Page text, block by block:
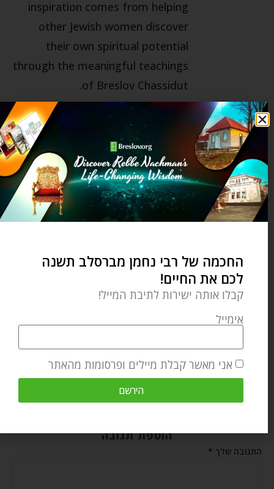
inspiration comes from helping
other Jewish women discover
their own spiritual potential
through the meaningful teachings
of Breslov Chassidut.
מאמר הבא
לצבוע את העולם בחיוביות
מאמר קודם
להפסיד בגלל קורי עכביש?
מאמרים קשורים
מעשיות ומשלים מרבי נחמן מברסלב – העני והיהלום – החיפוש אחר
היהלום האמיתי
הוספת תגובה
התגובה שלך*
החכמה של רבי נחמן מברסלב תשנה
לכם את החיים!
קבלו אותה ישירות לתיבת המייל!
אימייל
אני מאשר קבלת מיילים ופרסומות מהאתר
הירשם